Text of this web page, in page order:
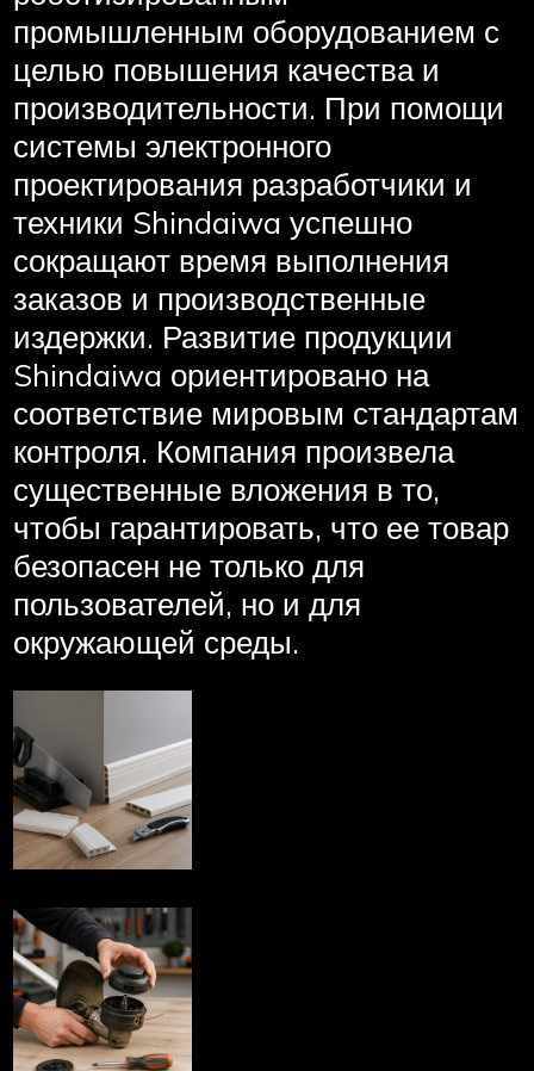
промышленным оборудованием с
целью повышения качества и
производительности. При помощи
системы электронного
проектирования разработчики и
техники Shindaiwa успешно
сокращают время выполнения
заказов и производственные
издержки. Развитие продукции
Shindaiwa ориентировано на
соответствие мировым стандартам
контроля. Компания произвела
существенные вложения в то,
чтобы гарантировать, что ее товар
безопасен не только для
пользователей, но и для
окружающей среды.